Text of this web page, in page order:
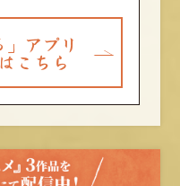
」アプリ
こちら